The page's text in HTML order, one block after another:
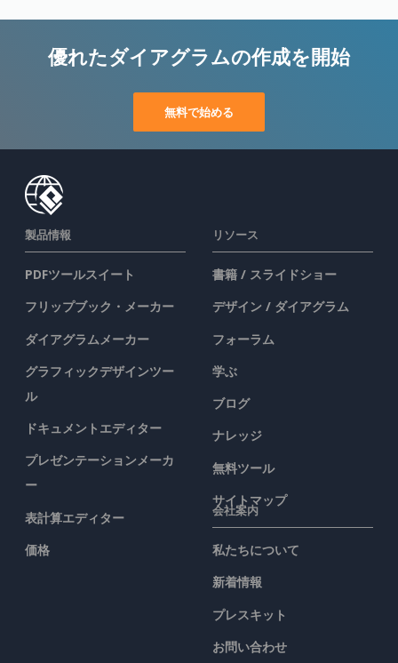
優れたダイアグラムの作成を開始
無料で始める
製品情報
PDFツールスイート
フリップブック・メーカー
ダイアグラムメーカー
グラフィックデザインツー
ル
ドキュメントエディター
プレゼンテーションメーカ
ー
表計算エディター
価格
リソース
書籍 / スライドショー
デザイン / ダイアグラム
フォーラム
学ぶ
ブログ
ナレッジ
無料ツール
サイトマップ
会社案内
私たちについて
新着情報
プレスキット
お問い合わせ